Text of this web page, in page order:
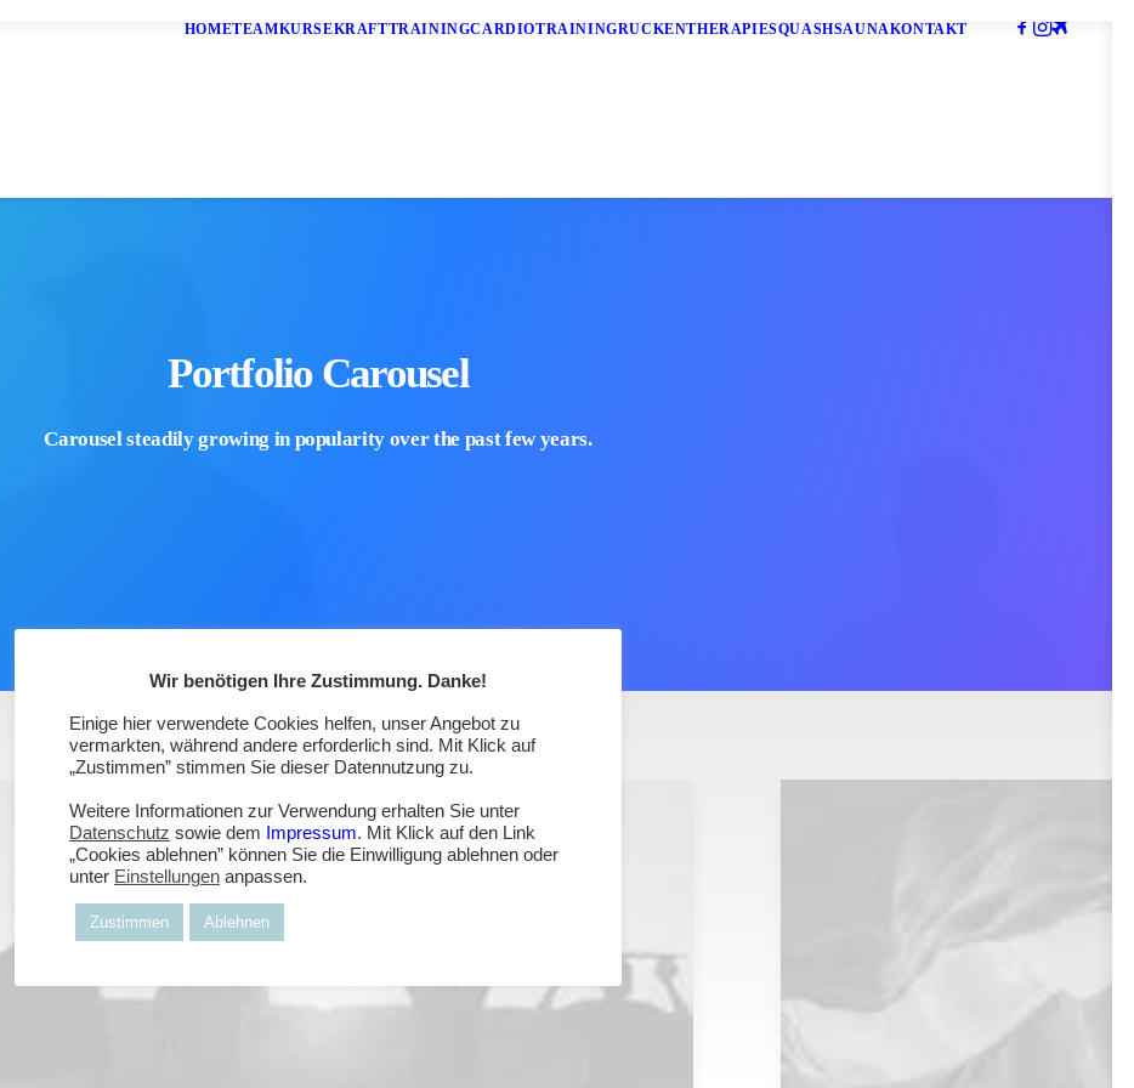
HOMETEAMKURSEKRAFTTRAININGCARDIOTRAININGRÜCKENTHERAPIESQUASHSAUNAKONTAKT
Portfolio Carousel
Carousel steadily growing in popularity over the past few years.
Wir benötigen Ihre Zustimmung. Danke!
Einige hier verwendete Cookies helfen, unser Angebot zu
vermarkten, während andere erforderlich sind. Mit Klick auf
„Zustimmen” stimmen Sie dieser Datennutzung zu.
Weitere Informationen zur Verwendung erhalten Sie unter
Datenschutz sowie dem Impressum. Mit Klick auf den Link
„Cookies ablehnen” können Sie die Einwilligung ablehnen oder
unter Einstellungen anpassen.
Zustimmen Ablehnen